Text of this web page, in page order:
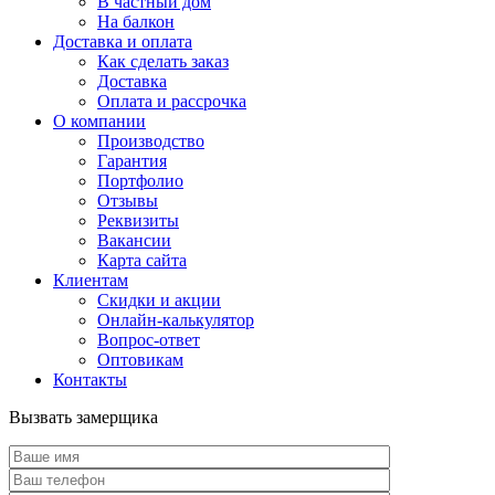
На балкон
Доставка и оплата
Как сделать заказ
Доставка
Оплата и рассрочка
О компании
Производство
Гарантия
Портфолио
Отзывы
Реквизиты
Вакансии
Карта сайта
Клиентам
Скидки и акции
Онлайн-калькулятор
Вопрос-ответ
Оптовикам
Контакты
Вызвать замерщика